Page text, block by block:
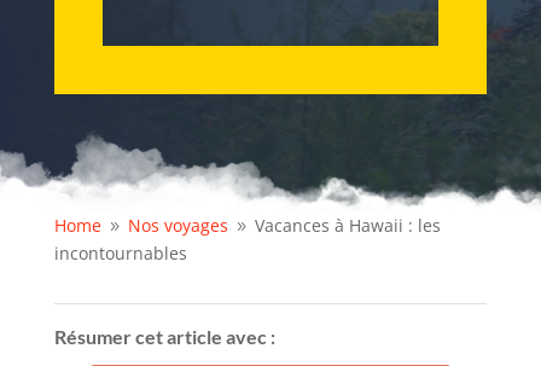
Home 9 Nos voyages 9 Vacances à Hawaii : les
incontournables
Résumer cet article avec :